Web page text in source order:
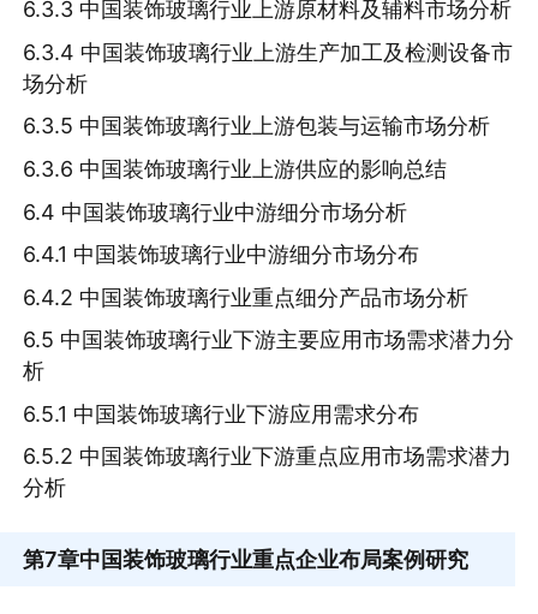
6.3.3 中国装饰玻璃行业上游原材料及辅料市场分析
6.3.4 中国装饰玻璃行业上游生产加工及检测设备市
场分析
6.3.5 中国装饰玻璃行业上游包装与运输市场分析
6.3.6 中国装饰玻璃行业上游供应的影响总结
6.4 中国装饰玻璃行业中游细分市场分析
6.4.1 中国装饰玻璃行业中游细分市场分布
6.4.2 中国装饰玻璃行业重点细分产品市场分析
6.5 中国装饰玻璃行业下游主要应用市场需求潜力分
析
6.5.1 中国装饰玻璃行业下游应用需求分布
6.5.2 中国装饰玻璃行业下游重点应用市场需求潜力
分析
第7章中国装饰玻璃行业重点企业布局案例研究